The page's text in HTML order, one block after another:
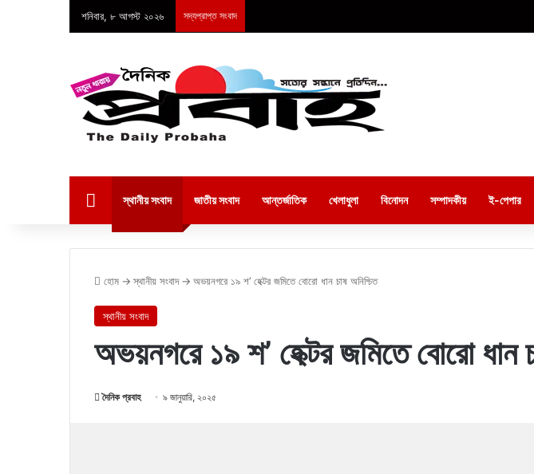
শনিবার, ৮ আগস্ট ২০২৬ সদ্যপ্রাপ্ত সংবাদ
স্থানীয় সংবাদ জাতীয় সংবাদ আন্তর্জাতিক খেলাধুলা বিনোদন সম্পাদকীয় ই-পেপার
হোম → স্থানীয় সংবাদ → অভয়নগরে ১৯ শ’ হেক্টর জমিতে বোরো ধান চাষ অনিশ্চিত
স্থানীয় সংবাদ
অভয়নগরে ১৯ শ’ হেক্টর জমিতে বোরো ধান
দৈনিক প্রবাহ ৯ জানুয়ারি, ২০২৫